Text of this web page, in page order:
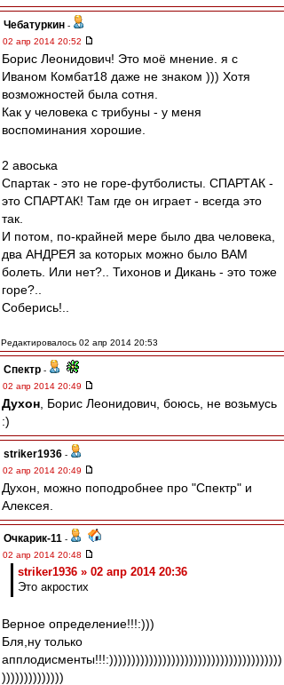
Чебатуркин -
02 апр 2014 20:52
Борис Леонидович! Это моё мнение. я с
Иваном Комбат18 даже не знаком ))) Хотя
возможностей была сотня.
Как у человека с трибуны - у меня
воспоминания хорошие.
2 авоська
Спартак - это не горе-футболисты. СПАРТАК -
это СПАРТАК! Там где он играет - всегда это
так.
И потом, по-крайней мере было два человека,
два АНДРЕЯ за которых можно было ВАМ
болеть. Или нет?.. Тихонов и Дикань - это тоже
горе?..
Соберись!..
Редактировалось 02 апр 2014 20:53
Спектр -
02 апр 2014 20:49
Духон , Борис Леонидович, боюсь, не возьмусь
:)
striker1936 -
02 апр 2014 20:49
Духон, можно поподробнее про "Спектр" и
Алексея.
Очкарик-11 -
02 апр 2014 20:48
striker1936 » 02 апр 2014 20:36
Это акростих
Верное определение!!!:)))
Бля,ну только
апплодисменты!!!:)))))))))))))))))))))))))))))))))))))))
))))))))))))))